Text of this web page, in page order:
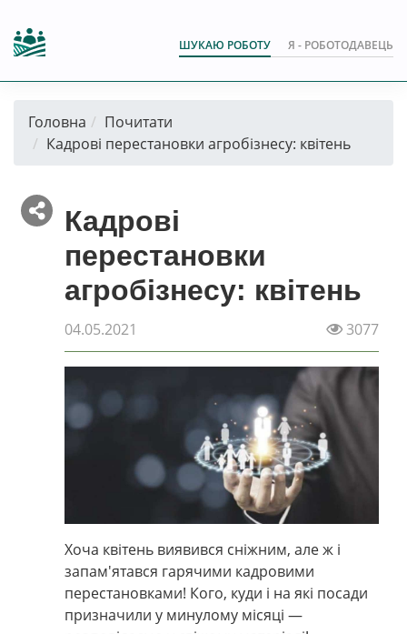
ШУКАЮ РОБОТУ Я - РОБОТОДАВЕЦЬ
Головна
Почитати
Кадрові перестановки агробізнесу: квітень
Кадрові
перестановки
агробізнесу: квітень
04.05.2021 3077
Хоча квітень виявився сніжним, але ж і
запам'ятався гарячими кадровими
перестановками! Кого, куди і на які посади
призначили у минулому місяці —